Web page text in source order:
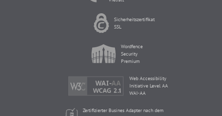
Sicherheitszertifikat
SSL
Wordfence
Security
Premium
Web Accessibility
Initiative Level AA
WAI-AA
Zertifizierter Busines Adapter nach dem